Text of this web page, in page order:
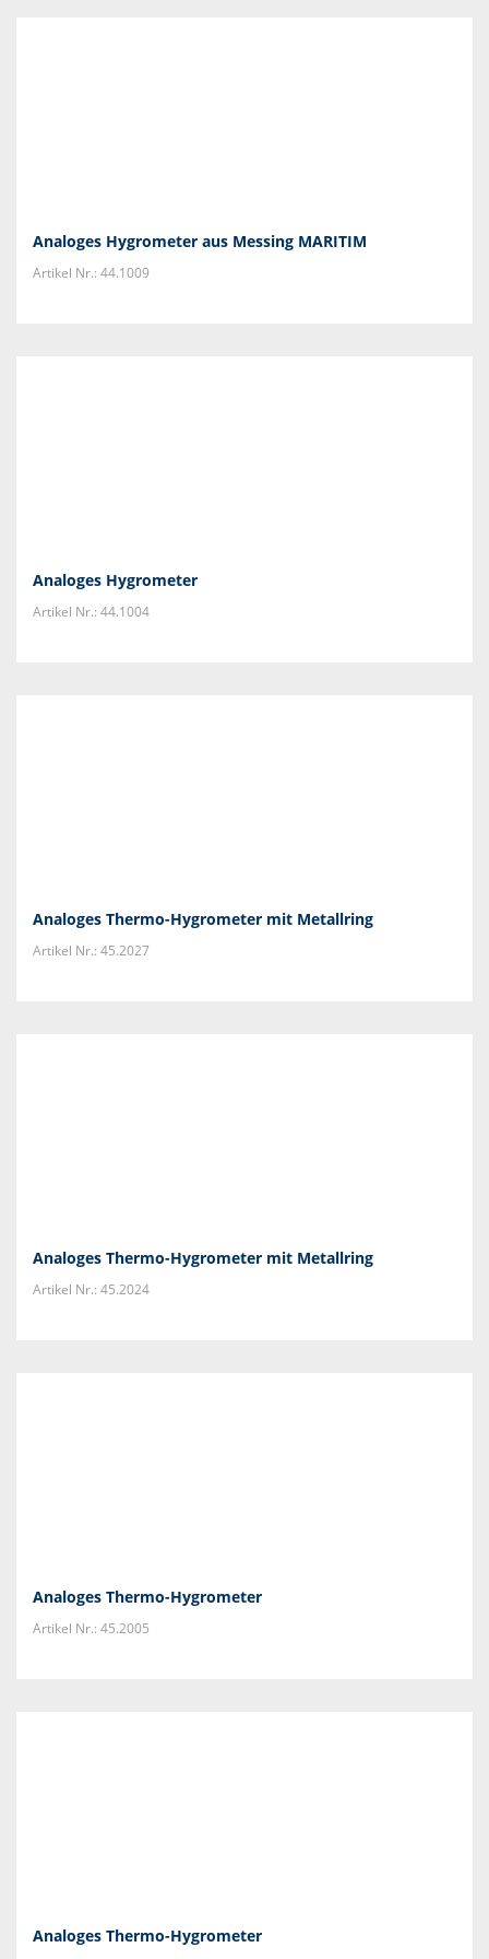
Analoges Hygrometer aus Messing MARITIM
Artikel Nr.: 44.1009
Analoges Hygrometer
Artikel Nr.: 44.1004
Analoges Thermo-Hygrometer mit Metallring
Artikel Nr.: 45.2027
Analoges Thermo-Hygrometer mit Metallring
Artikel Nr.: 45.2024
Analoges Thermo-Hygrometer
Artikel Nr.: 45.2005
Analoges Thermo-Hygrometer